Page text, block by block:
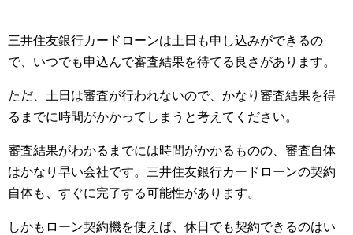
三井住友銀行カードローンは土日も申し込みができるの
で、いつでも申込んで審査結果を待てる良さがあります。
ただ、土日は審査が行われないので、かなり審査結果を得
るまでに時間がかかってしまうと考えてください。
審査結果がわかるまでには時間がかかるものの、審査自体
はかなり早い会社です。三井住友銀行カードローンの契約
自体も、すぐに完了する可能性があります。
しかもローン契約機を使えば、休日でも契約できるのはい